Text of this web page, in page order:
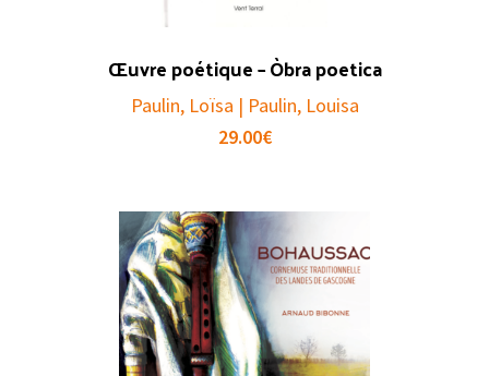
Œuvre poétique – Òbra poetica
Paulin, Loïsa | Paulin, Louisa
29.00€